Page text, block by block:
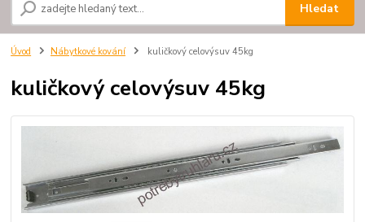
Hledat
Úvod Nábytkové kování kuličkový celovýsuv 45kg
kuličkový celovýsuv 45kg